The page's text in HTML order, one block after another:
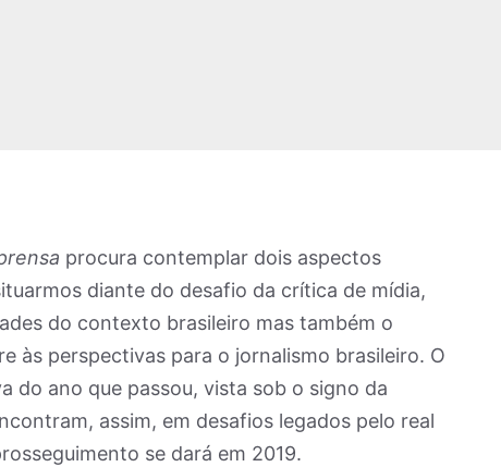
procura contemplar dois aspectos
diante do desafio da crítica de mídia,
do contexto brasileiro mas também o
às perspectivas para o jornalismo brasileiro. O
do ano que passou, vista sob o signo da
assim, em desafios legados pelo real
se dará em 2019.